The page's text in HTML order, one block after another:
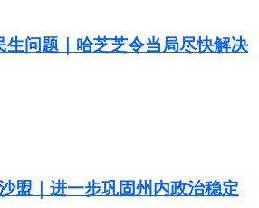
生问题｜哈芝芝令当局尽快解决
盟｜进一步巩固州内政治稳定